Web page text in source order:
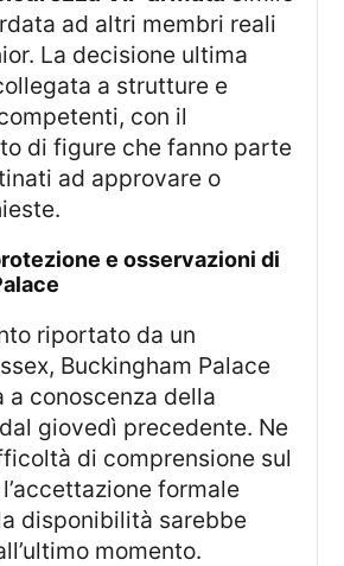
ad altri membri reali
La decisione ultima
a strutture e
con il
di figure che fanno parte
ad approvare o
Buckingham Palace
a conoscenza della
giovedì precedente. Ne
di comprensione sul
formale
disponibilità sarebbe
momento.